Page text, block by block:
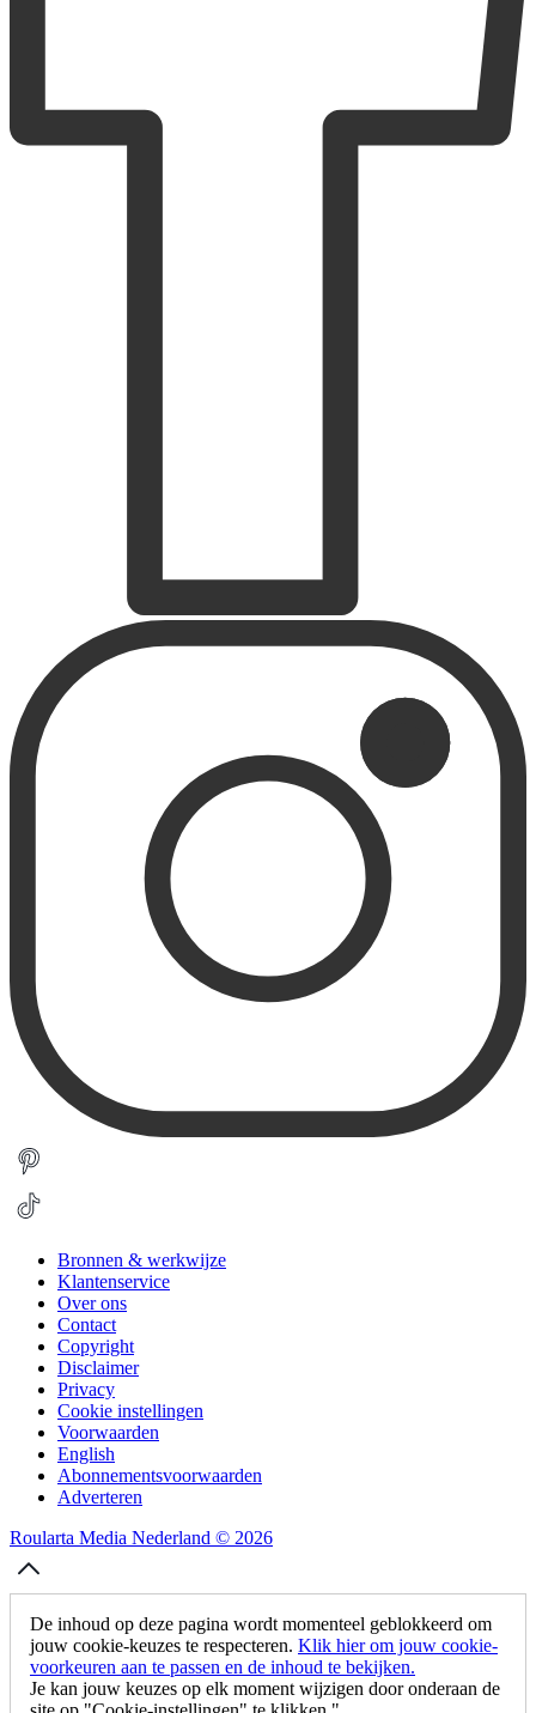
Bronnen & werkwijze
Klantenservice
Over ons
Contact
Copyright
Disclaimer
Privacy
Cookie instellingen
Voorwaarden
English
Abonnementsvoorwaarden
Adverteren
Roularta Media Nederland © 2026
De inhoud op deze pagina wordt momenteel geblokkeerd om
jouw cookie-keuzes te respecteren. Klik hier om jouw cookie-
voorkeuren aan te passen en de inhoud te bekijken.
Je kan jouw keuzes op elk moment wijzigen door onderaan de